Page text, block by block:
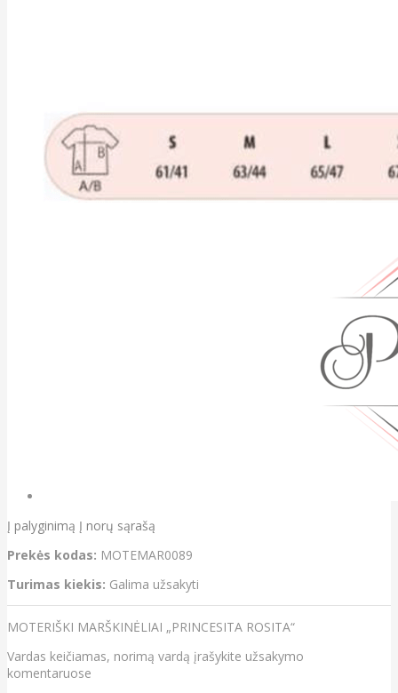
Į palyginimą Į norų sąrašą
Prekės kodas: MOTEMAR0089
Turimas kiekis: Galima užsakyti
MOTERIŠKI MARŠKINĖLIAI „PRINCESITA ROSITA“
Vardas keičiamas, norimą vardą įrašykite užsakymo
komentaruose